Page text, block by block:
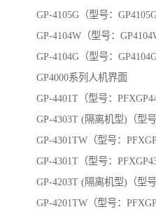
GP-4105G（型号：
GP-4104W（型号：
GP-4104G（型号：
GP4000系列人机界面
GP-4401T（型号：
GP-4303T (隔离机型)（型号
GP-4301TW（型号：
GP-4301T（型号：
GP-4203T (隔离机型)（型号
GP-4201TW（型号：